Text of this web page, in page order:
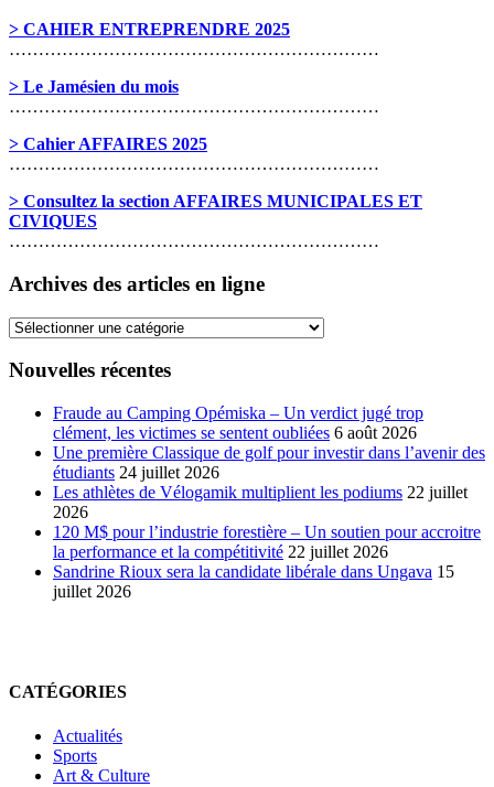
> CAHIER ENTREPRENDRE 2025
………………………………………………………
> Le Jamésien du mois
………………………………………………………
> Cahier AFFAIRES 2025
………………………………………………………
> Consultez la section AFFAIRES MUNICIPALES ET
CIVIQUES
………………………………………………………
Archives des articles en ligne
Archives
articles
Nouvelles récentes
Fraude au Camping Opémiska – Un verdict jugé trop
clément, les victimes se sentent oubliées 6 août 2026
Une première Classique de golf pour investir dans l’avenir des
étudiants 24 juillet 2026
Les athlètes de Vélogamik multiplient les podiums 22 juillet
2026
120 M$ pour l’industrie forestière – Un soutien pour accroitre
la performance et la compétitivité 22 juillet 2026
Sandrine Rioux sera la candidate libérale dans Ungava 15
juillet 2026
CATÉGORIES
Actualités
Sports
Art & Culture